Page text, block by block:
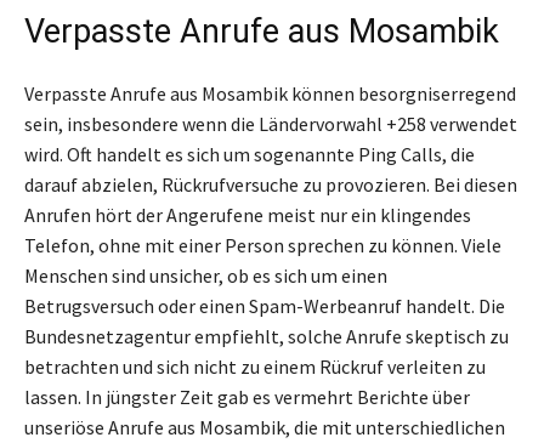
Verpasste Anrufe aus Mosambik
Verpasste Anrufe aus Mosambik können besorgniserregend
sein, insbesondere wenn die Ländervorwahl +258 verwendet
wird. Oft handelt es sich um sogenannte Ping Calls, die
darauf abzielen, Rückrufversuche zu provozieren. Bei diesen
Anrufen hört der Angerufene meist nur ein klingendes
Telefon, ohne mit einer Person sprechen zu können. Viele
Menschen sind unsicher, ob es sich um einen
Betrugsversuch oder einen Spam-Werbeanruf handelt. Die
Bundesnetzagentur empfiehlt, solche Anrufe skeptisch zu
betrachten und sich nicht zu einem Rückruf verleiten zu
lassen. In jüngster Zeit gab es vermehrt Berichte über
unseriöse Anrufe aus Mosambik, die mit unterschiedlichen